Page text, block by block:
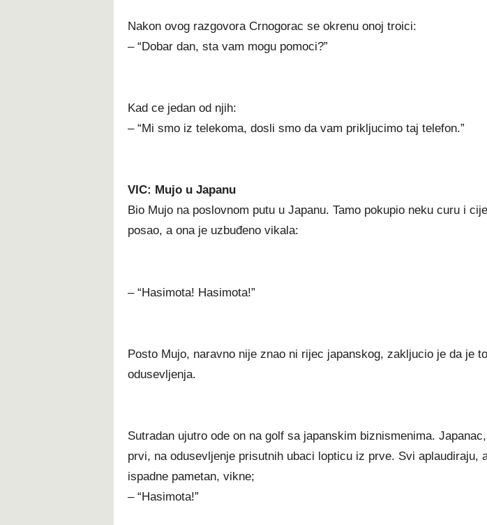
Nakon ovog razgovora Crnogorac se okrenu onoj troici:
– “Dobar dan, sta vam mogu pomoci?”
Kad ce jedan od njih:
– “Mi smo iz telekoma, dosli smo da vam prikljucimo taj telefon.”
VIC: Mujo u Japanu
Bio Mujo na poslovnom putu u Japanu. Tamo pokupio neku curu i
posao, a ona je uzbuđeno vikala:
– “Hasimota! Hasimota!”
Posto Mujo, naravno nije znao ni rijec japanskog, zakljucio je da je
odusevljenja.
Sutradan ujutro ode on na golf sa japanskim biznismenima.
prvi, na odusevljenje prisutnih ubaci lopticu iz prve. Svi aplaudiraju,
ispadne pametan, vikne;
– “Hasimota!”